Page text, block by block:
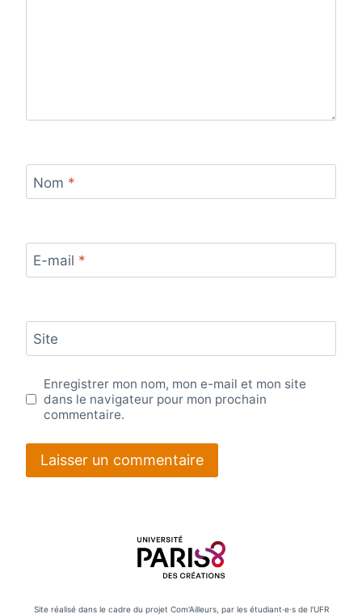
Nom *
E-mail *
Site
Enregistrer mon nom, mon e-mail et mon site
dans le navigateur pour mon prochain
commentaire.
Site réalisé dans le cadre du projet Com'Ailleurs, par les étudiant·e·s de l'UFR